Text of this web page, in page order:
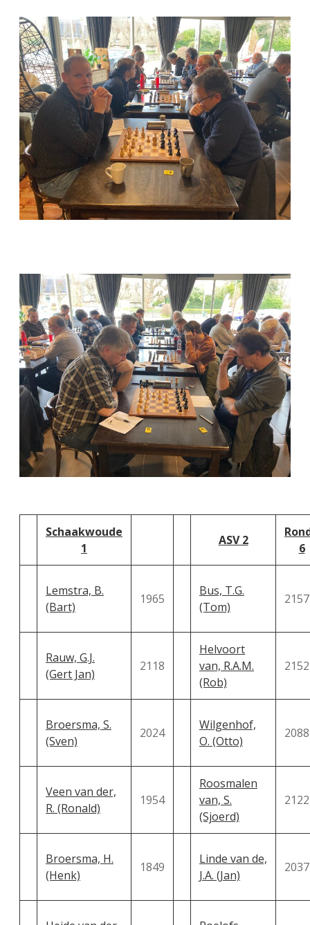
Schaakwoude
1
ASV 2
6
Lemstra, B.
(Bart)
1965
Bus, T.G.
(Tom)
2157
Rauw, G.J.
(Gert Jan)
2118
Helvoort
van, R.A.M.
(Rob)
2152
Broersma, S.
(Sven)
2024
Wilgenhof,
O. (Otto)
2088
Veen van der,
R. (Ronald)
1954
Roosmalen
van, S.
(Sjoerd)
2122
Broersma, H.
(Henk)
1849
Linde van de,
J.A. (Jan)
2037